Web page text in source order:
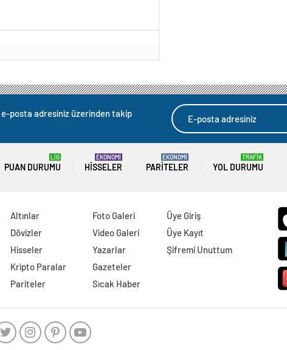
posta adresiniz üzerinden takip
PUAN DURUMU
LİG
HISSELER
EKONOMİ
PARITELER
EKONOMİ
YOL DURUMU
TRAFİK
Altınlar
Dövizler
Hisseler
Kripto Paralar
Pariteler
Foto Galeri
Video Galeri
Yazarlar
Gazeteler
Sıcak Haber
Üye Giriş
Üye Kayıt
Şifremi Unuttum